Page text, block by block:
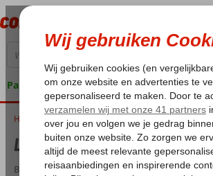
Pakketgarantie
Home Luxe vakantie Spanje
Luxe vakantie Spanje
Ben je er nog niet uit waar je je luxe vakantie wilt